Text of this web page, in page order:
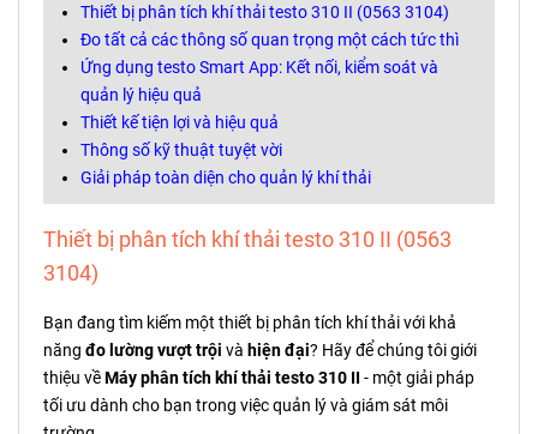
Thiết bị phân tích khí thải testo 310 II (0563 3104)
Đo tất cả các thông số quan trọng một cách tức thì
Ứng dụng testo Smart App: Kết nối, kiểm soát và
quản lý hiệu quả
Thiết kế tiện lợi và hiệu quả
Thông số kỹ thuật tuyệt vời
Giải pháp toàn diện cho quản lý khí thải
Thiết bị phân tích khí thải testo 310 II (0563
3104)
Bạn đang tìm kiếm một thiết bị phân tích khí thải với khả
năng đo lường vượt trội và hiện đại? Hãy để chúng tôi giới
thiệu vềMáy phân tích khí thải testo 310 II - một giải pháp
tối ưu dành cho bạn trong việc quản lý và giám sát môi